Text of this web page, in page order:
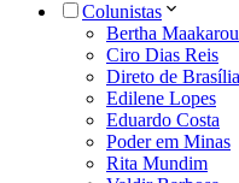
Colunistas
Bertha
Ciro Dias Reis
Direto de Brasília
Edilene Lopes
Eduardo Costa
Poder em Minas
Rita Mundim